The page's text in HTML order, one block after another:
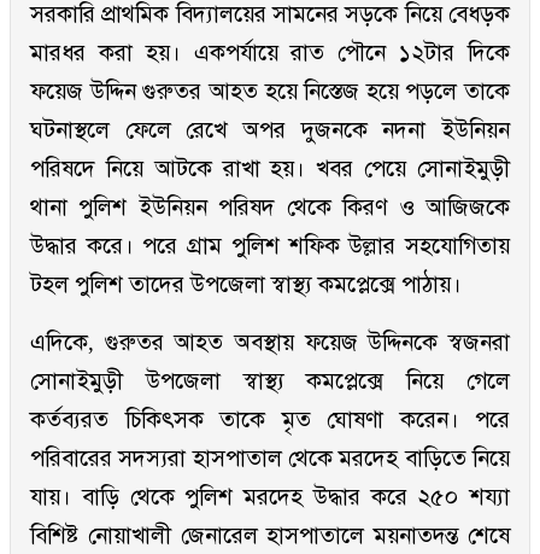
সরকারি প্রাথমিক বিদ্যালয়ের সামনের সড়কে নিয়ে বেধড়ক
মারধর করা হয়। একপর্যায়ে রাত পৌনে ১২টার দিকে
ফয়েজ উদ্দিন গুরুতর আহত হয়ে নিস্তেজ হয়ে পড়লে তাকে
ঘটনাস্থলে ফেলে রেখে অপর দুজনকে নদনা ইউনিয়ন
পরিষদে নিয়ে আটকে রাখা হয়। খবর পেয়ে সোনাইমুড়ী
থানা পুলিশ ইউনিয়ন পরিষদ থেকে কিরণ ও আজিজকে
উদ্ধার করে। পরে গ্রাম পুলিশ শফিক উল্লার সহযোগিতায়
টহল পুলিশ তাদের উপজেলা স্বাস্থ্য কমপ্লেক্সে পাঠায়।
এদিকে, গুরুতর আহত অবস্থায় ফয়েজ উদ্দিনকে স্বজনরা
সোনাইমুড়ী উপজেলা স্বাস্থ্য কমপ্লেক্সে নিয়ে গেলে
কর্তব্যরত চিকিৎসক তাকে মৃত ঘোষণা করেন। পরে
পরিবারের সদস্যরা হাসপাতাল থেকে মরদেহ বাড়িতে নিয়ে
যায়। বাড়ি থেকে পুলিশ মরদেহ উদ্ধার করে ২৫০ শয্যা
বিশিষ্ট নোয়াখালী জেনারেল হাসপাতালে ময়নাতদন্ত শেষে